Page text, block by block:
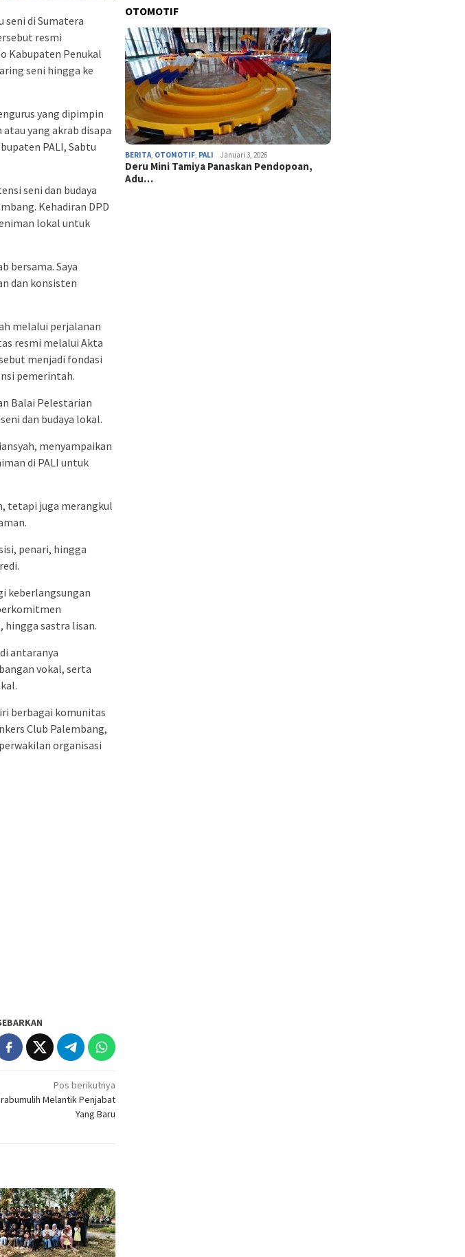
seni di Sumatera
resmi
Kabupaten Penukal
seni hingga ke
yang dipimpin
atau yang akrab disapa
PALI, Sabtu
seni dan budaya
Kehadiran DPD
lokal untuk
bersama. Saya
dan konsisten
melalui perjalanan
resmi melalui Akta
menjadi fondasi
pemerintah.
Balai Pelestarian
dan budaya lokal.
menyampaikan
di PALI untuk
tetapi juga merangkul
penari, hingga
keberlangsungan
hingga sastra lisan.
antaranya
vokal, serta
berbagai komunitas
Club Palembang,
organisasi
Pos berikutnya
Melantik Penjabat
Yang Baru
OTOMOTIF
BERITA, OTOMOTIF, PALI Januari 3, 2026
Deru Mini Tamiya Panaskan Pendopoan,
Adu…